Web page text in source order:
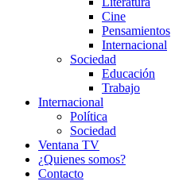
Cine
Pensamientos
Internacional
Sociedad
Educación
Trabajo
Internacional
Política
Sociedad
Ventana TV
¿Quienes somos?
Contacto